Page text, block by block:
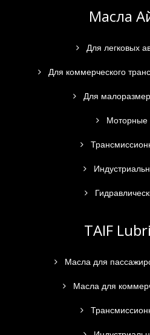
Масла
Для легковых
Для коммерческого
Для
Моторные
TAIF
Масла для
Масла для